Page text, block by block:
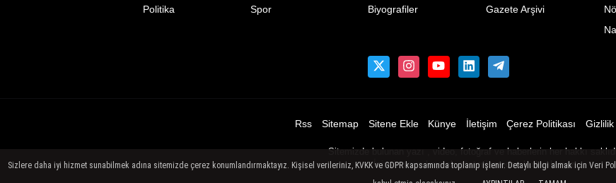
Politika
Spor
Biyografiler
Gazete Arşivi
Rss Sitemap Sitene Ekle Künye İletişim Çerez Politikası
Sitemizde bulunan yazı , video, fotoğraf ve haberlerin her hakkı
İzinsiz veya kaynak gösterilemeden kullanılamaz.
Sizlere daha iyi hizmet sunabilmek adına sitemizde çerez konumlandırmaktayız. Kişisel verileriniz, KVKK ve GDPR kapsamında toplanıp işlenir. Detaylı bilgi almak için Veri